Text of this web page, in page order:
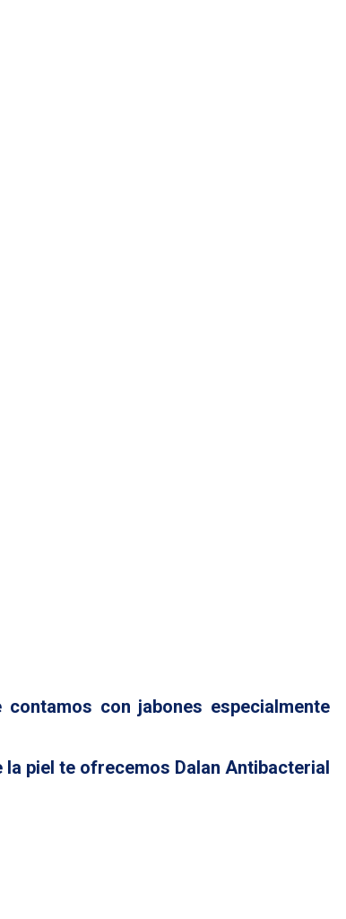
con jabones especialmente
piel te ofrecemos Dalan Antibacterial